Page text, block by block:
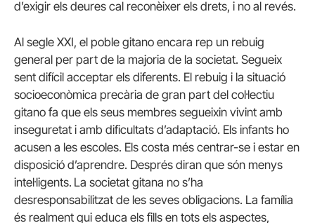
d’exigir els deures cal reconèixer els drets, i no al revés.
Al segle XXI, el poble gitano encara rep un rebuig
general per part de la majoria de la societat. Segueix
sent difícil acceptar els diferents. El rebuig i la situació
socioeconòmica precària de gran part del col·lectiu
gitano fa que els seus membres segueixin vivint amb
inseguretat i amb dificultats d’adaptació. Els infants ho
acusen a les escoles. Els costa més centrar-se i estar en
disposició d’aprendre. Després diran que són menys
intel·ligents. La societat gitana no s’ha
desresponsabilitzat de les seves obligacions. La família
és realment qui educa els fills en tots els aspectes,